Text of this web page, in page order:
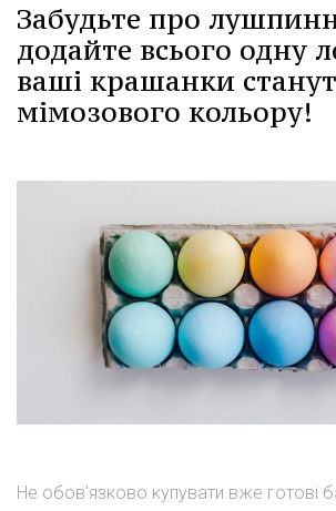
Забудьте про
додайте всього одну
ваші крашанки
мімозового кольору!
Не обов'язково купувати вже готові